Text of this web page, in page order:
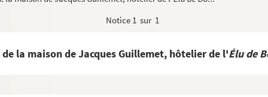
Notice 1 sur 1
la maison de Jacques Guillemet, hôtelier de l'Élu de
de la Champagne